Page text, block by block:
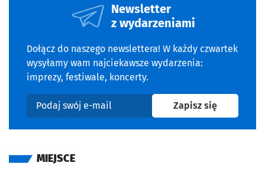
Newsletter
z wydarzeniami
Dołącz do naszego newslettera! W każdy czwartek
wysyłamy wam najciekawsze wydarzenia:
imprezy, festiwale, koncerty.
Podaj swój e-mail
Zapisz sięna
MIEJSCE